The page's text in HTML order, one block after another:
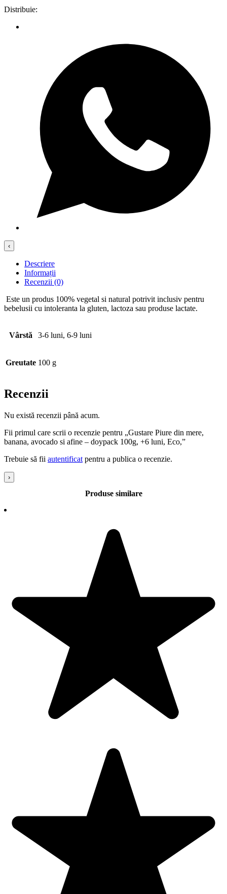
Distribuie:
‹
Descriere
Informații
Recenzii (0)
Este un produs 100% vegetal si natural potrivit inclusiv pentru
bebelusii cu intoleranta la gluten, lactoza sau produse lactate.
Vârstă 3-6 luni, 6-9 luni
Greutate 100 g
Recenzii
Nu există recenzii până acum.
Fii primul care scrii o recenzie pentru „Gustare Piure din mere,
banana, avocado si afine – doypack 100g, +6 luni, Eco,”
Trebuie să fii autentificat pentru a publica o recenzie.
›
Produse similare